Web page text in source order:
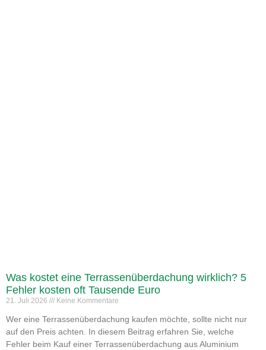
Was kostet eine Terrassenüberdachung wirklich? 5
Fehler kosten oft Tausende Euro
21. Juli 2026 Keine Kommentare
Wer eine Terrassenüberdachung kaufen möchte, sollte nicht nur
auf den Preis achten. In diesem Beitrag erfahren Sie, welche
Fehler beim Kauf einer Terrassenüberdachung aus Aluminium